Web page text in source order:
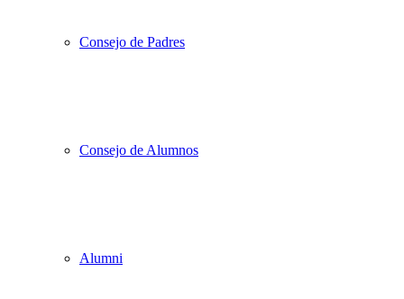
Consejo de Padres
Consejo de Alumnos
Alumni